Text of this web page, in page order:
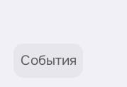
События